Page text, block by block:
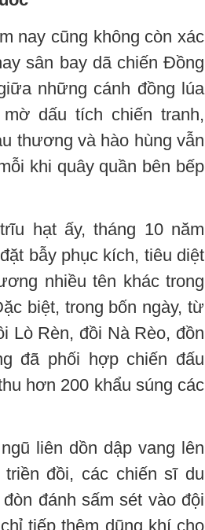
nay cũng không còn xác
sân bay dã chiến Đồng
những cánh đồng lúa
dấu tích chiến tranh,
thương và hào hùng vẫn
khi quây quần bên bếp
hạt ấy, tháng 10 năm
bẫy phục kích, tiêu diệt
nhiều tên khác trong
biệt, trong bốn ngày, từ
Lò Rèn, đồi Nà Rèo, đồn
đã phối hợp chiến đấu
hơn 200 khẩu súng các
liên dồn dập vang lên
đồi, các chiến sĩ du
đánh sấm sét vào đội
tiếp thêm dũng khí cho